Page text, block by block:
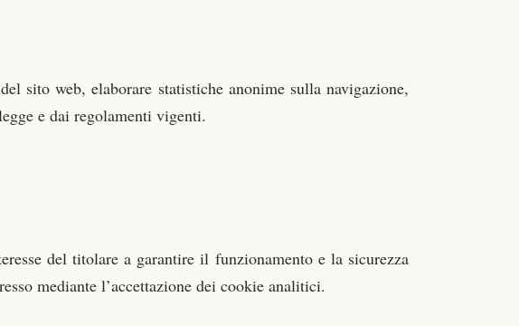
sito web, elaborare statistiche anonime sulla navigazione,
e dai regolamenti vigenti.
del titolare a garantire il funzionamento e la sicurezza
mediante l’accettazione dei cookie analitici.